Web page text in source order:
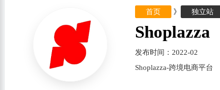
首页 》 独立站
Shoplazza
发布时间：2022-02
Shoplazza-跨境电商平台